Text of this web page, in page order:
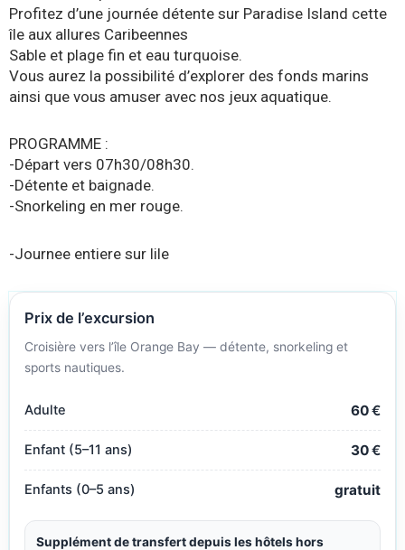
Profitez d’une journée détente sur Paradise Island cette
île aux allures Caribeennes
Sable et plage fin et eau turquoise.
Vous aurez la possibilité d’explorer des fonds marins
ainsi que vous amuser avec nos jeux aquatique.
PROGRAMME :
-Départ vers 07h30/08h30.
-Détente et baignade.
-Snorkeling en mer rouge.
-Journee entiere sur lile
Prix de l’excursion
Croisière vers l’île Orange Bay — détente, snorkeling et
sports nautiques.
Adulte 60€
Enfant (5–11 ans) 30€
Enfants (0–5 ans) gratuit
Supplément de transfert depuis les hôtels hors